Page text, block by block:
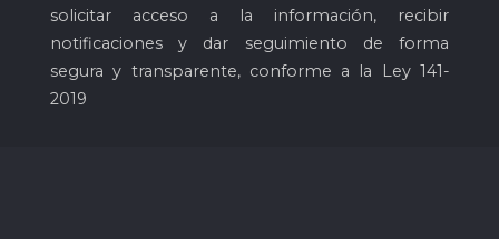
solicitar acceso a la información, recibir
notificaciones y dar seguimiento de forma
segura y transparente, conforme a la Ley 141-
2019